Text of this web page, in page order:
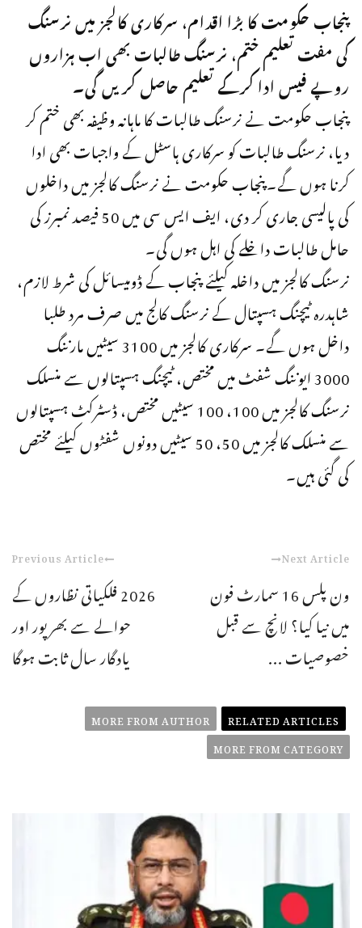
پنجاب حکومت کا بڑا اقدام، سرکاری کالجز میں نرسنگ
کی مفت تعلیم ختم، نرسنگ طالبات بھی اب ہزاروں
روپے فیس ادا کرکے تعلیم حاصل کریں گی۔
پنجاب حکومت نے نرسنگ طالبات کا ماہانہ وظیفہ بھی ختم کر
دیا، نرسنگ طالبات کو سرکاری ہاسٹل کے واجبات بھی ادا
کرنا ہوں گے۔پنجاب حکومت نے نرسنگ کالجز میں داخلوں
کی پالیسی جاری کر دی، ایف ایس سی میں 50 فیصد نمبرز کی
حامل طالبات داخلے کی اہل ہوں گی۔
نرسنگ کالجز میں داخلہ کیلئے پنجاب کے ڈومیسائل کی شرط لازم،
شاہدرہ ٹیچنگ ہسپتال کے نرسنگ کالج میں صرف مرد طلبا
داخل ہوں گے۔ سرکاری کالجز میں 3100 سیٹیں مارننگ
3000 ایوننگ شفٹ میں مختص، ٹیچنگ ہسپتالوں سے منسلک
نرسنگ کالجز میں 100، 100 سیٹیں مختص، ڈسٹرکٹ ہسپتالوں
سے منسلک کالجز میں 50، 50 سیٹیں دونوں شفٹوں کیلئے مختص
کی گئی ہیں۔
Previous Article
2026 فلکیاتی نظاروں کے
حوالے سے بھرپور اور
یادگار سال ثابت ہوگا
Next Article
ون پلس 16 سمارٹ فون
میں نیا کیا؟ لانچ سے قبل
خصوصیات ...
RELATED ARTICLES
MORE FROM AUTHOR
MORE FROM CATEGORY